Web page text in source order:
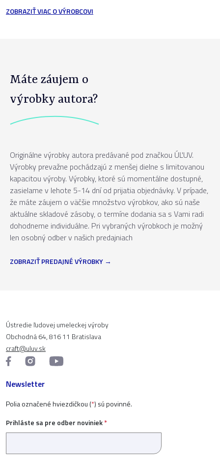
ZOBRAZIŤ VIAC O VÝROBCOVI
Máte záujem o
výrobky autora?
Originálne výrobky autora predávané pod značkou ÚĽUV.
Výrobky prevažne pochádzajú z menšej dielne s limitovanou
kapacitou výroby. Výrobky, ktoré sú momentálne dostupné,
zasielame v lehote 5-14 dní od prijatia objednávky. V prípade,
že máte záujem o väčšie množstvo výrobkov, ako sú naše
aktuálne skladové zásoby, o termíne dodania sa s Vami radi
dohodneme individuálne. Pri vybraných výrobkoch je možný
len osobný odber v našich predajniach
ZOBRAZIŤ PREDAJNÉ VÝROBKY
Ústredie ľudovej umeleckej výroby
Obchodná 64, 816 11 Bratislava
craft@uluv.sk
Newsletter
Polia označené hviezdičkou (*) sú povinné.
Prihláste sa pre odber noviniek*